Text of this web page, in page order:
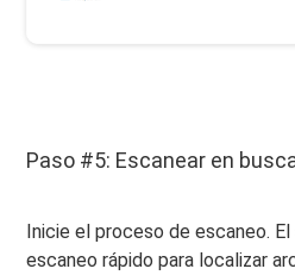
Paso #5: Escanear en
Inicie el proceso de escaneo.
escaneo rápido para localizar